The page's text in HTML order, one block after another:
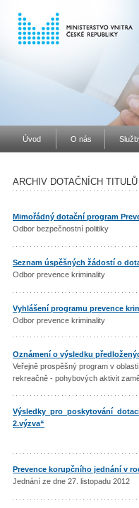
Úvod O nás
ARCHIV DOTAČNÍCH TITULŮ
Mimořádný dotační program
Odbor bezpečnostní politiky
Seznam úspěšných žádostí o
Odbor prevence kriminality
Vyhlášení programu prevence
Odbor prevence kriminality
Oznámení o výsledku
Veřejně prospěšný program v
rekreačně - pohybových aktivit
Výsledky pro poskytování
2.výzva“
Prevence korupčního jednání v
Jednání ze dne 27. listopadu 2012